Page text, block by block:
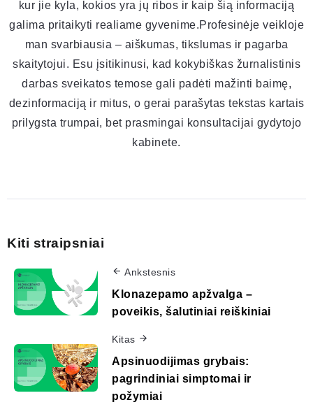
kur jie kyla, kokios yra jų ribos ir kaip šią informaciją
galima pritaikyti realiame gyvenime.Profesinėje veikloje
man svarbiausia – aiškumas, tikslumas ir pagarba
skaitytojui. Esu įsitikinusi, kad kokybiškas žurnalistinis
darbas sveikatos temose gali padėti mažinti baimę,
dezinformaciją ir mitus, o gerai parašytas tekstas kartais
prilygsta trumpai, bet prasmingai konsultacijai gydytojo
kabinete.
Kiti straipsniai
Ankstesnis
Klonazepamo apžvalga –
poveikis, šalutiniai reiškiniai
Kitas
Apsinuodijimas grybais:
pagrindiniai simptomai ir
požymiai